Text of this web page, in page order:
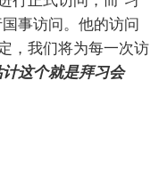
事访问。他的访问
，我们将为每一次访
计这个就是拜习会